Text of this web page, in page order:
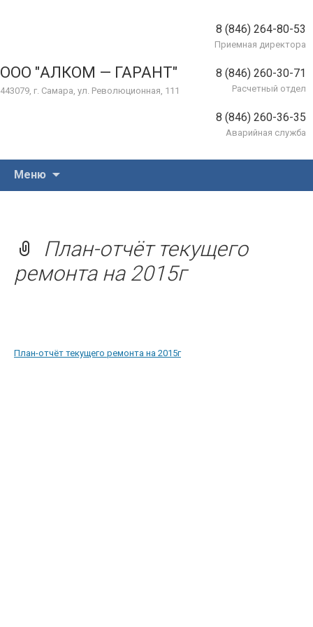
ООО "АЛКОМ — ГАРАНТ"
443079, г. Самара, ул. Революционная, 111
8 (846) 264-80-53
Приемная директора
8 (846) 260-30-71
Расчетный отдел
8 (846) 260-36-35
Аварийная служба
Меню
План-отчёт текущего
ремонта на 2015г
План-отчёт текущего ремонта на 2015г